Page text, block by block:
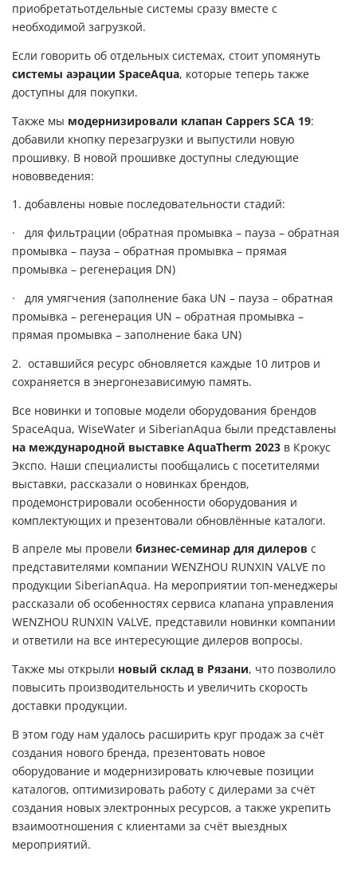
приобретатьотдельные системы сразу вместе с
необходимой загрузкой.
Если говорить об отдельных системах, стоит упомянуть
системы аэрации SpaceAqua, которые теперь также
доступны для покупки.
Также мы модернизировали клапан Cappers SCA 19:
добавили кнопку перезагрузки и выпустили новую
прошивку. В новой прошивке доступны следующие
нововведения:
1. добавлены новые последовательности стадий:
·
для фильтрации (обратная промывка – пауза – обратная
промывка – пауза – обратная промывка – прямая
промывка – регенерация DN)
·
для умягчения (заполнение бака UN – пауза – обратная
промывка – регенерация UN – обратная промывка –
прямая промывка – заполнение бака UN)
2. оставшийся ресурс обновляется каждые 10 литров и
сохраняется в энергонезависимую память.
Все новинки и топовые модели оборудования брендов
SpaceAqua, WiseWater и SiberianAqua были представлены
на международной выставке AquaTherm 2023 в Крокус
Экспо. Наши специалисты пообщались с посетителями
выставки, рассказали о новинках брендов,
продемонстрировали особенности оборудования и
комплектующих и презентовали обновлённые каталоги.
В апреле мы провели бизнес-семинар для дилеров с
представителями компании WENZHOU RUNXIN VALVE по
продукции SiberianAqua. На мероприятии топ-менеджеры
рассказали об особенностях сервиса клапана управления
WENZHOU RUNXIN VALVE, представили новинки компании
и ответили на все интересующие дилеров вопросы.
Также мы открыли новый склад в Рязани, что позволило
повысить производительность и увеличить скорость
доставки продукции.
В этом году нам удалось расширить круг продаж за счёт
создания нового бренда, презентовать новое
оборудование и модернизировать ключевые позиции
каталогов, оптимизировать работу с дилерами за счёт
создания новых электронных ресурсов, а также укрепить
взаимоотношения с клиентами за счёт выездных
мероприятий.